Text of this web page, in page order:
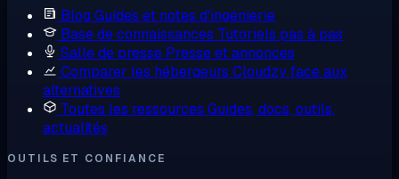
Blog Guides et notes d'ingénierie
Base de connaissances Tutoriels pas à pas
Salle de presse Presse et annonces
Comparer les hébergeurs Cloudzy face aux
alternatives
Toutes les ressources Guides, docs, outils,
actualités
OUTILS ET CONFIANCE